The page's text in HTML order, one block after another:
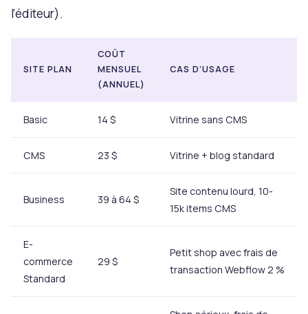
l’éditeur).
SITE PLAN
COÛT
MENSUEL
(ANNUEL)
CAS D’USAGE
Basic 14 $ Vitrine sans CMS
CMS 23 $ Vitrine + blog standard
Business 39 à 64 $
Site contenu lourd, 10-
15k items CMS
E-
commerce
Standard
29 $
Petit shop avec frais de
transaction Webflow 2 %